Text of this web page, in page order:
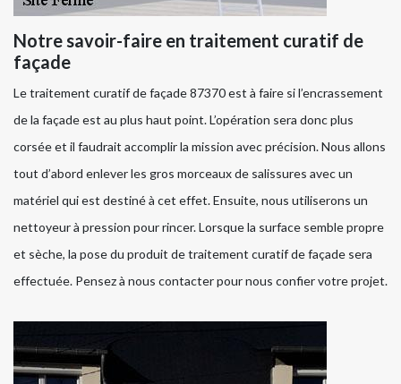
Notre savoir-faire en traitement curatif de
façade
Le traitement curatif de façade 87370 est à faire si l’encrassement
de la façade est au plus haut point. L’opération sera donc plus
corsée et il faudrait accomplir la mission avec précision. Nous allons
tout d’abord enlever les gros morceaux de salissures avec un
matériel qui est destiné à cet effet. Ensuite, nous utiliserons un
nettoyeur à pression pour rincer. Lorsque la surface semble propre
et sèche, la pose du produit de traitement curatif de façade sera
effectuée. Pensez à nous contacter pour nous confier votre projet.